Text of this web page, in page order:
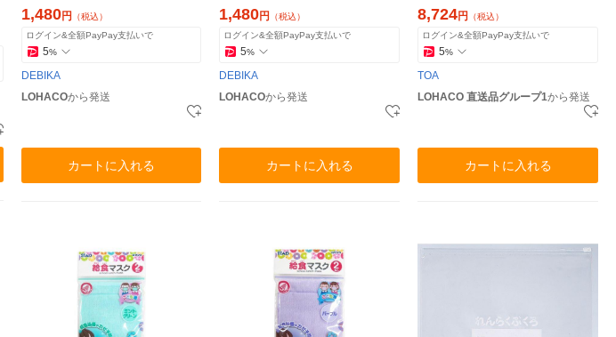
1,480円
（税込）
ログイン&全額PayPay支払いで
5%
DEBIKA
LOHACOから発送
カートに入れる
1,480円
（税込）
ログイン&全額PayPay支払いで
5%
DEBIKA
LOHACOから発送
カートに入れる
8,724円
（税込）
ログイン&全額PayPay支払いで
5%
TOA
LOHACO 直送品グループ1から発送
カートに入れる